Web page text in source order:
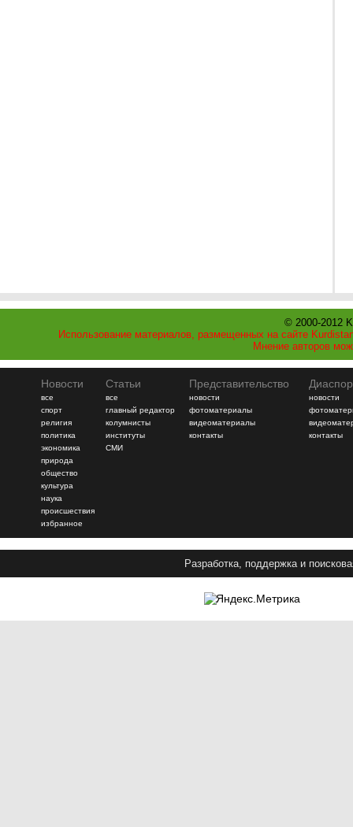
© 2000-2012
Использование материалов, размещенных на сайте
Мнение авторов
Новости
все
спорт
религия
политика
экономика
природа
общество
культура
наука
происшествия
избранное
Статьи
все
главный редактор
колумнисты
институты
СМИ
Представительство
новости
фотоматериалы
видеоматериалы
контакты
новости
контакты
Разработка, поддержка и